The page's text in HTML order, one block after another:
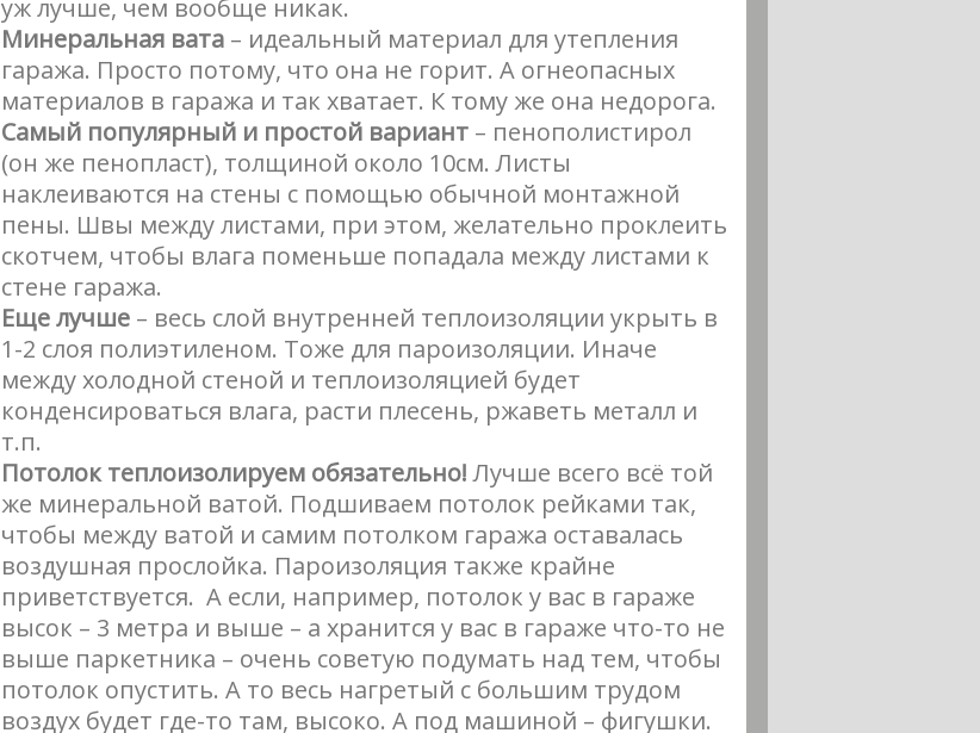
уж лучше, чем вообще никак.
Минеральная вата – идеальный материал для утепления
гаража. Просто потому, что она не горит. А огнеопасных
материалов в гаража и так хватает. К тому же она недорога.
Самый популярный и простой вариант – пенополистирол
(он же пенопласт), толщиной около 10см. Листы
наклеиваются на стены с помощью обычной монтажной
пены. Швы между листами, при этом, желательно проклеить
скотчем, чтобы влага поменьше попадала между листами к
стене гаража.
Еще лучше – весь слой внутренней теплоизоляции укрыть в
1-2 слоя полиэтиленом. Тоже для пароизоляции. Иначе
между холодной стеной и теплоизоляцией будет
конденсироваться влага, расти плесень, ржаветь металл и
т.п.
Потолок теплоизолируем обязательно!Лучше всего всё той
же минеральной ватой. Подшиваем потолок рейками так,
чтобы между ватой и самим потолком гаража оставалась
воздушная прослойка. Пароизоляция также крайне
приветствуется. А если, например, потолок у вас в гараже
высок – 3 метра и выше – а хранится у вас в гараже что-то не
выше паркетника – очень советую подумать над тем, чтобы
потолок опустить. А то весь нагретый с большим трудом
воздух будет где-то там, высоко. А под машиной – фигушки.